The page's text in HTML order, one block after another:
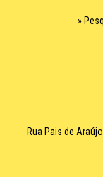
Rua Pais de